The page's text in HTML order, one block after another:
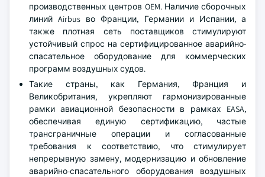
производственных центров OEM. Наличие сборочных
линий Airbus во Франции, Германии и Испании, а
также плотная сеть поставщиков стимулируют
устойчивый спрос на сертифицированное аварийно-
спасательное оборудование для коммерческих
программ воздушных судов.
Такие страны, как Германия, Франция и
Великобритания, укрепляют гармонизированные
рамки авиационной безопасности в рамках EASA,
обеспечивая единую сертификацию, частые
трансграничные операции и согласованные
требования к соответствию, что стимулирует
непрерывную замену, модернизацию и обновление
аварийно-спасательного оборудования воздушных